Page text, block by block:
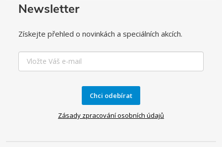
Newsletter
Získejte přehled o novinkách a speciálních akcích.
Chci odebírat
Zásady zpracování osobních údajů